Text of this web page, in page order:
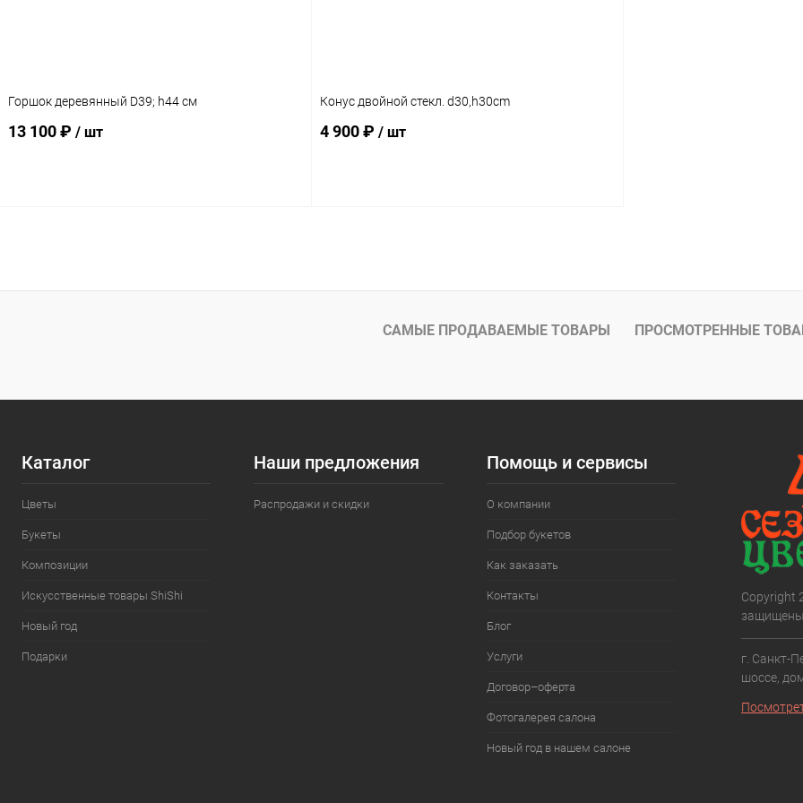
Горшок деревянный D39; h44 см
13 100 ₽ / шт
Конус двойной стекл. d30,h30cm
4 900 ₽ / шт
САМЫЕ ПРОДАВАЕМЫЕ ТОВАРЫ ПРОСМОТРЕННЫЕ
Каталог
Цветы
Букеты
Композиции
Искусственные товары ShiShi
Новый год
Подарки
Наши предложения
Распродажи и скидки
Помощь и сервисы
О компании
Подбор букетов
Как заказать
Контакты
Блог
Услуги
Договор–оферта
Фотогалерея салона
Новый год в нашем салоне
Copyright
г. Санкт-
шоссе,